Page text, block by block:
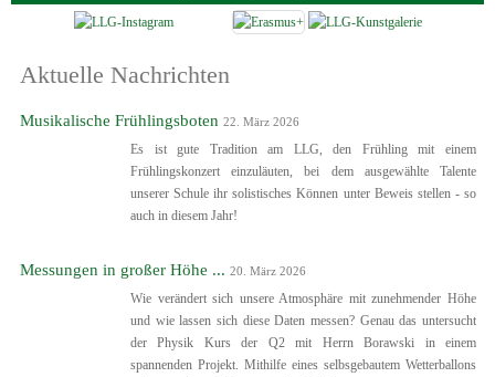
Aktuelle Nachrichten
Musikalische Frühlingsboten 22. März 2026
Es ist gute Tradition am LLG, den Frühling mit einem
Frühlingskonzert einzuläuten, bei dem ausgewählte Talente
unserer Schule ihr solistisches Können unter Beweis stellen - so
auch in diesem Jahr!
Messungen in großer Höhe ... 20. März 2026
Wie verändert sich unsere Atmosphäre mit zunehmender Höhe
und wie lassen sich diese Daten messen? Genau das untersucht
der Physik Kurs der Q2 mit Herrn Borawski in einem
spannenden Projekt. Mithilfe eines selbsgebautem Wetterballons